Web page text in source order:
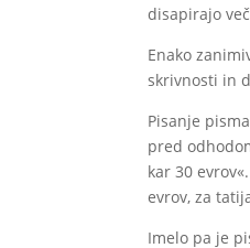
disapirajo
Enako
skrivnosti in
Pisanje
pred
kar 30
evrov, za
Imelo pa je